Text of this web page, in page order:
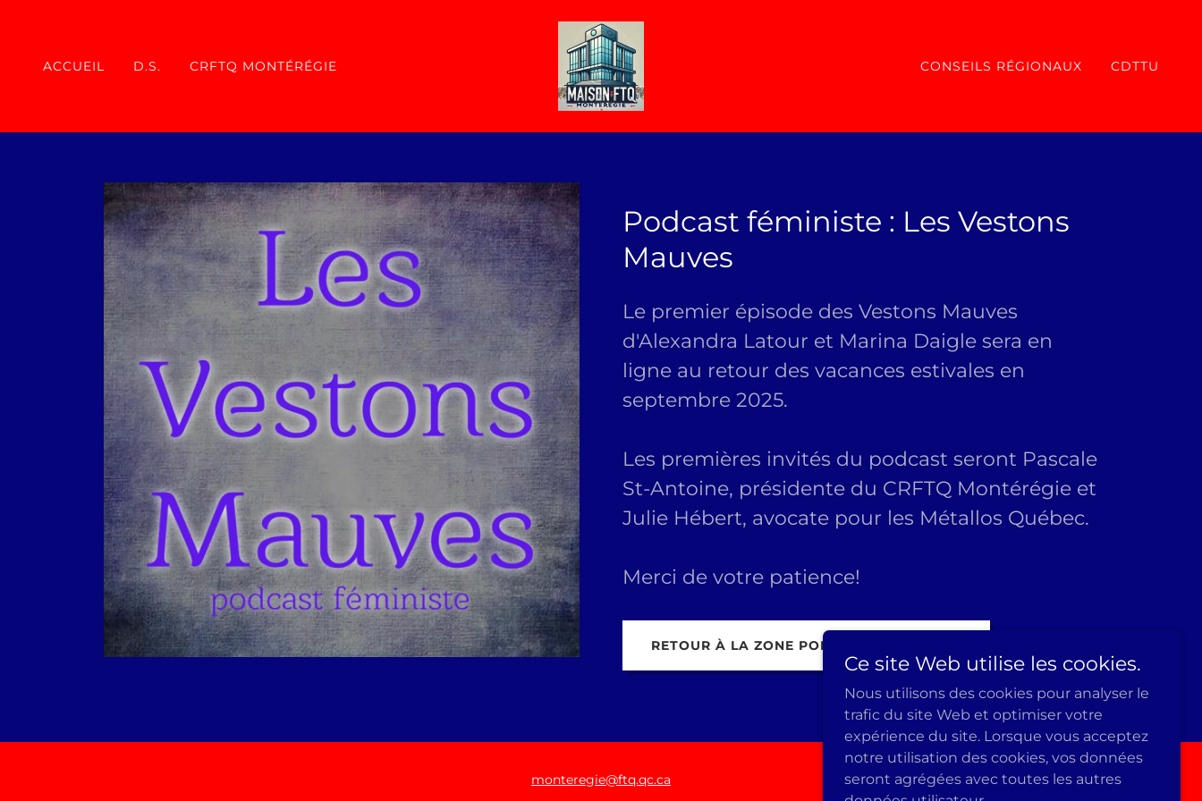
ACCUEIL D.S. CRFTQ MONTÉRÉGIE CONSEILS RÉGIONAUX CDTTU
Podcast féministe : Les Vestons
Mauves
Le premier épisode des Vestons Mauves
d'Alexandra Latour et Marina Daigle sera en
ligne au retour des vacances estivales en
septembre 2025.
Les premières invités du podcast seront Pascale
St-Antoine, présidente du CRFTQ Montérégie et
Julie Hébert, avocate pour les Métallos Québec.
Merci de votre patience!
RETOUR À LA ZONE PODCAST SYNDICAUX
monteregie@ftq.qc.ca
Ce site Web utilise les cookies.
Nous utilisons des cookies pour analyser le
trafic du site Web et optimiser votre
expérience du site. Lorsque vous acceptez
notre utilisation des cookies, vos données
seront agrégées avec toutes les autres